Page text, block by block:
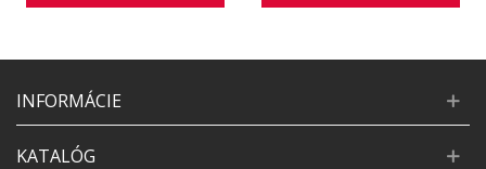
INFORMÁCIE
KATALÓG